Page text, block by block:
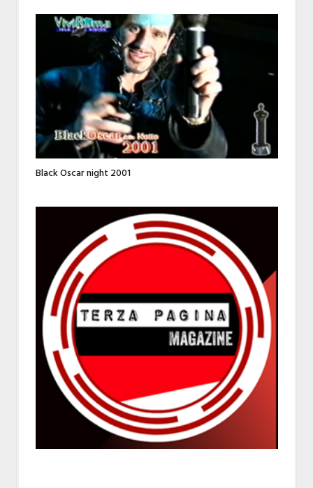
Black Oscar night 2001